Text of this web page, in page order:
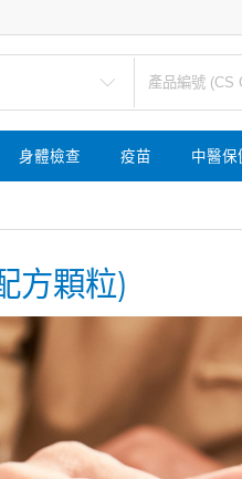
身體檢查 疫苗 中醫保
方顆粒)